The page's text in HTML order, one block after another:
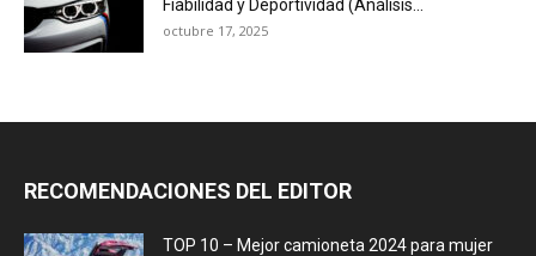
Fiabilidad y Deportividad (Análisis...
octubre 17, 2025
RECOMENDACIONES DEL EDITOR
TOP 10 – Mejor camioneta 2024 para mujer